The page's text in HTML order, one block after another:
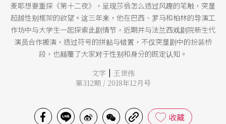
麦耶想要重探《第十二夜》，呈现莎翁怎么透过风趣的笔触，突显
超越性别框架的欲望。这三年来，他在巴西、罗马和柏林的导演工
作坊中与大学生一起探索此剧情节，近期并与法兰西戏剧院新生代
演员合作搬演，透过符号的拼贴与错置，不仅突显剧中的扮装桥
段，也颠覆了大家对于性别和身分的既定认知。
文字 | 王世伟
第312期 / 2018年12月号
收藏